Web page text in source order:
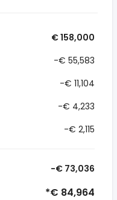
€ 158,000
-€ 55,583
-€ 11,104
-€ 4,233
-€ 2,115
-€ 73,036
*€ 84,964